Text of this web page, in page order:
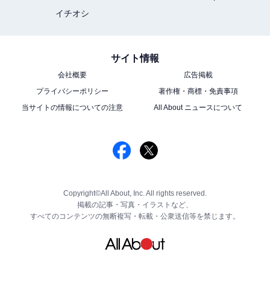
イチオシ
サイト情報
会社概要
広告掲載
プライバシーポリシー
著作権・商標・免責事項
当サイトの情報についての注意
All About ニュースについて
Copyright©All About, Inc. All rights reserved.
掲載の記事・写真・イラストなど、
すべてのコンテンツの無断複写・転載・公衆送信等を禁じます。